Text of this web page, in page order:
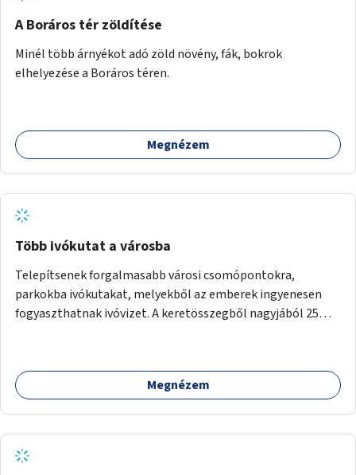
A Boráros tér zöldítése
Minél több árnyékot adó zöld növény, fák, bokrok
elhelyezése a Boráros téren.
Megnézem
Több ivókutat a városba
Telepítsenek forgalmasabb városi csomópontokra,
parkokba ivókutakat, melyekből az emberek ingyenesen
fogyaszthatnak ivóvizet. A keretösszegből nagyjából 25
Megnézem